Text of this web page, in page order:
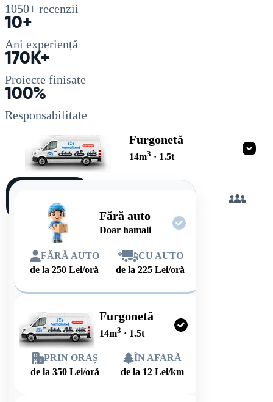
1050+ recenzii
10+
Ani experiență
170K+
Proiecte finisate
100%
Responsabilitate
Furgonetă
14m3 · 1.5t
Fără auto
Doar hamali
FĂRĂ AUTO
de la250 Lei/oră
*
CU AUTO
de la225 Lei/oră
Furgonetă
14m3 · 1.5t
PRIN ORAȘ
de la 350 Lei/oră
ÎN AFARĂ
de la 12 Lei/km
singur